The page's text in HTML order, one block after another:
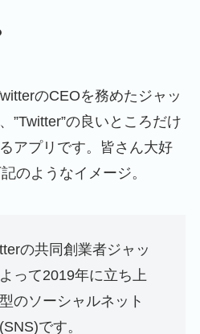
のCEOを務めたジャッ
”Twitter”の良いところだけ
アプリです。皆さん大好
のようなイメージ。
の共同創業者ジャッ
って2019年に立ち上
のソーシャルネット
です。